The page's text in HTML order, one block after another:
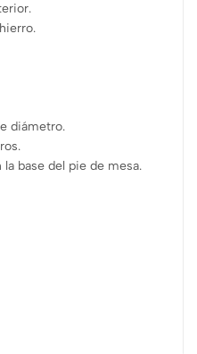
diámetro.
base del pie de mesa.